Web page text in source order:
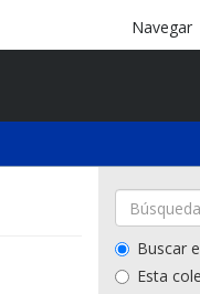
Navegar
Buscar
Esta